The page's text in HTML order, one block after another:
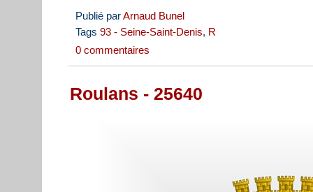
Publié parArnaud Bunel
Tags 93 - Seine-Saint-Denis, R
0 commentaires
Roulans - 25640